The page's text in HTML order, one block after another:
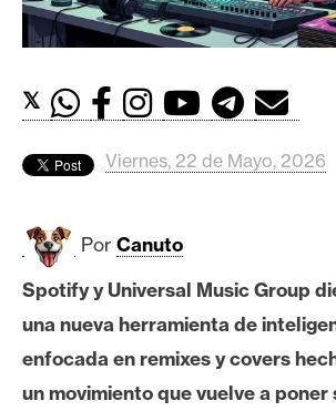
e
r
d
s
B
t
c
o
i
𝕏
Viernes, 22 de Mayo, 2026
Por Canuto
Spotify y Universal Music Group
una nueva herramienta de
enfocada en remixes y covers
un movimiento que vuelve a poner